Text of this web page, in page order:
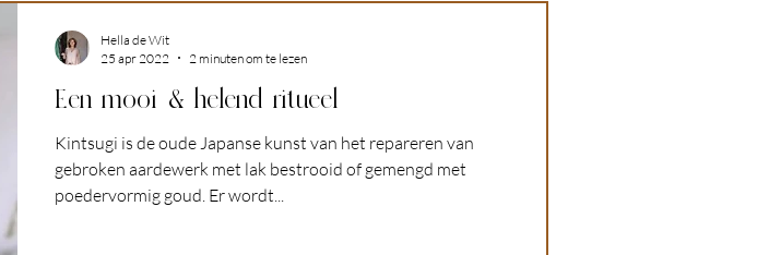
Een mooi & helend ritueel
Kintsugi is de oude Japanse kunst van het repareren van
gebroken aardewerk met lak bestrooid of gemengd met
poedervormig goud. Er wordt...
Hella de Wit
25 apr 2022
2 minuten om te lezen